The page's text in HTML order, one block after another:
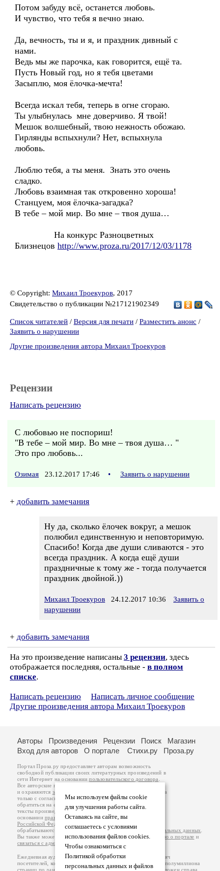
Потом забуду всё, останется любовь.
И чувство, что тебя я вечно знаю.
Да, вечность, ты и я, и праздник дивный с
нами.
Ведь мы же парочка, как говорится, ещё та.
Пусть Новый год, но я тебя цветами
Засыплю, моя ёлочка-мечта!
Всегда искал тебя, теперь в огне сгораю.
Ты улыбнулась мне доверчиво. Я твой!
Мешок волшебный, твою нежность обожаю.
Гирлянды вспыхнули? Нет, вспыхнула
любовь.
Люблю тебя, а ты меня. Знать это очень
сладко.
Любовь взаимная так откровенно хороша!
Станцуем, моя ёлочка-загадка?
В тебе – мой мир. Во мне – твоя душа…
На конкурс Разноцветных
Близнецов http://www.proza.ru/2017/12/03/1178
© Copyright: Михаил Троекуров, 2017
Свидетельство о публикации №217121902349
Список читателей / Версия для печати / Разместить анонс /
Заявить о нарушении
Другие произведения автора Михаил Троекуров
Рецензии
Написать рецензию
С любовью не поспориш!
"В тебе – мой мир. Во мне – твоя душа… "
Это про любовь...
Озимая 23.12.2017 17:46 • Заявить о нарушении
+ добавить замечания
Ну да, сколько ёлочек вокруг, а мешок
полюбил единственную и неповторимую.
Спасибо! Когда две души сливаются - это
всегда праздник. А когда ещё души
праздничные к тому же - тогда получается
праздник двойной.))
Михаил Троекуров 24.12.2017 10:36
Заявить о
нарушении
+ добавить замечания
На это произведение написаны 3 рецензии, здесь
отображается последняя, остальные - в полном
списке.
Написать рецензию
Написать личное сообщение
Другие произведения автора Михаил Троекуров
Мы используем файлы cookie
для улучшения работы сайта.
Оставаясь на сайте, вы
соглашаетесь с условиями
использования файлов cookies.
Чтобы ознакомиться с
Политикой обработки
персональных данных и файлов
Авторы Произведения Рецензии Поиск
Магазин
Вход для авторов
О портале Стихи.ру Проза.ру
Портал Проза.ру предоставляет авторам возможность
свободной публикации своих литературных произведений в
сети Интернет на основаниипользовательского договора
Все авторские права на произведения принадлежат авторам
и охраняются законом
. Перепечатка произведений возможна
только с согласия его автора, к которому вы можете
обратиться на его авторской странице. Ответственность за
тексты произведений авторы несут самостоятельно на
основанииправил публикацииизаконодательства
Российской Федерации
обрабатываются на основанииПолитики обработки персональных данных
Вы также можете посмотреть более подробнуюинформацию о портале и
связаться с администрацией
Ежедневная аудитория портала Проза.ру – порядка 100 тысяч
посетителей, которые в общей сумме просматривают более полумиллиона
страниц по данным счетчика посещаемости, который расположен справа